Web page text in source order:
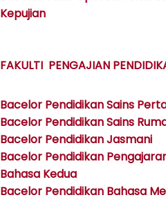
Kepujian
FAKULTI PENGAJIAN
Bacelor Pendidikan Sains
Bacelor Pendidikan Sains
Bacelor Pendidikan Jasmani
Bacelor Pendidikan
Bahasa Kedua
Bacelor Pendidikan Bahasa